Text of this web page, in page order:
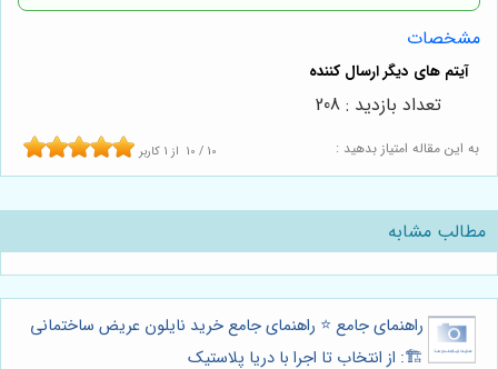
مشخصات
به این مقاله امتیاز بدهید : 10 / 10 از 1 کاربر
تعداد بازدید : 208
مطالب مشابه
راهنمای جامع ⭐️ راهنمای جامع خرید نایلون عریض ساختمانی
🏗️: از انتخاب تا اجرا با دریا پلاستیک